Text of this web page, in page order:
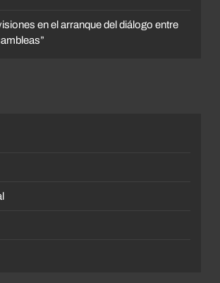
en el arranque del diálogo entre